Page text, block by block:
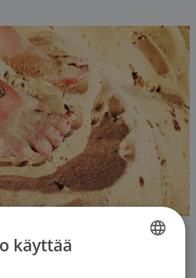
tulevaisuuteen
käyttää